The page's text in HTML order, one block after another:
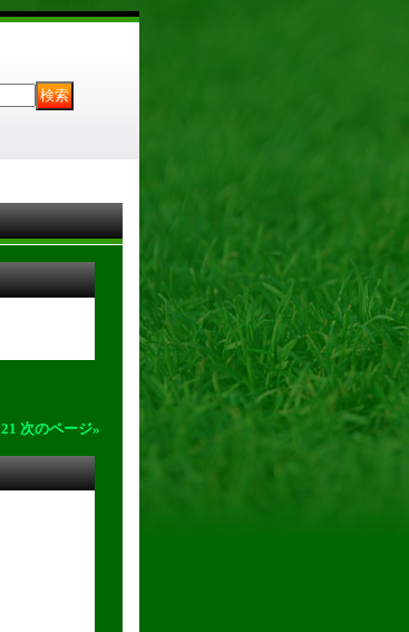
21 次のページ»